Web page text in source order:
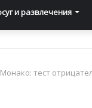
и развлечения
тест